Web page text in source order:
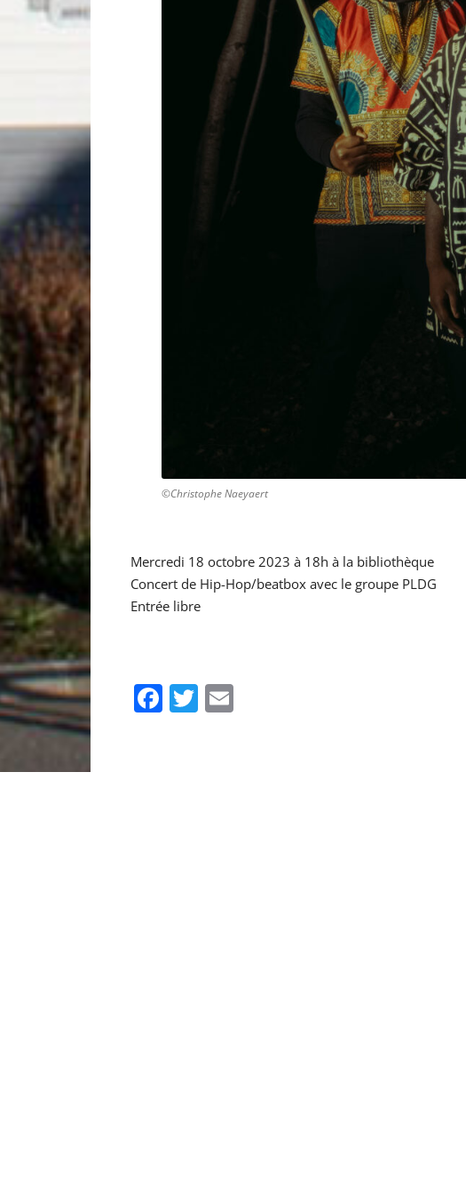
©Christophe Naeyaert
Mercredi 18 octobre 2023 à 18h à la bibliothèque
Concert de Hip-Hop/beatbox avec le groupe PLDG
Entrée libre
Facebook
Twitter